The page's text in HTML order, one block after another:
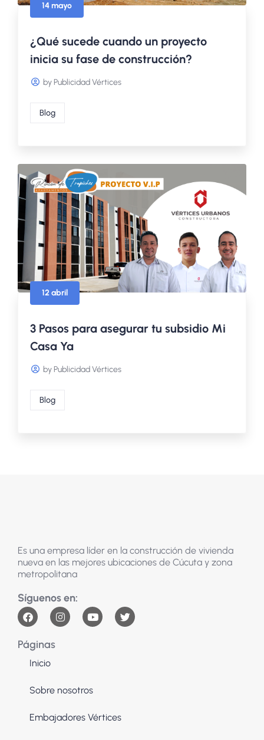
14 mayo
¿Qué sucede cuando un proyecto
inicia su fase de construcción?
by Publicidad Vértices
Blog
12 abril
3 Pasos para asegurar tu subsidio Mi
Casa Ya
by Publicidad Vértices
Blog
Es una empresa líder en la construcción de vivienda
nueva en las mejores ubicaciones de Cúcuta y zona
metropolitana
Páginas
Inicio
Sobre nosotros
Embajadores Vértices